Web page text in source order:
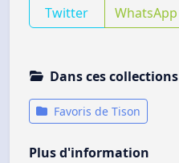
Twitter WhatsApp
Dans ces collections
Favoris de Tison
Plus d'information